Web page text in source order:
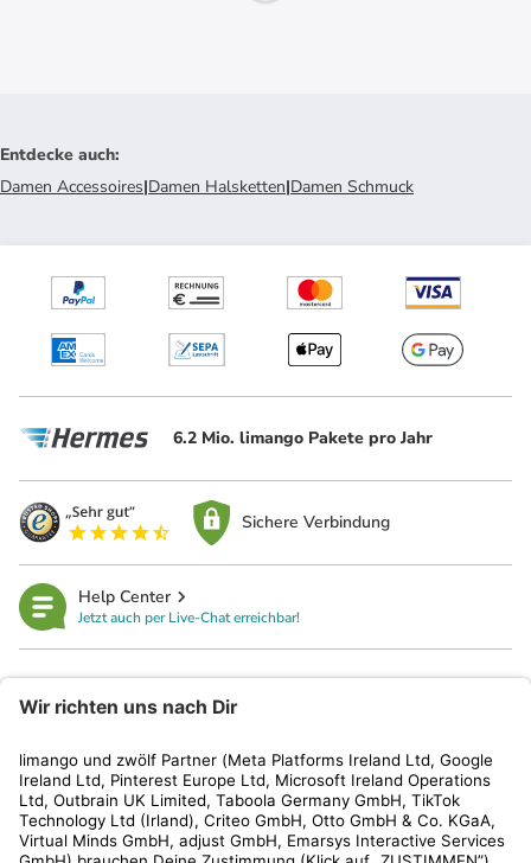
Entdecke auch:
Damen Accessoires|Damen Halsketten|Damen Schmuck
6.2 Mio. limango Pakete pro Jahr
Sichere Verbindung
Help Center
Jetzt auch per Live-Chat erreichbar!
Kundenservice
Shop